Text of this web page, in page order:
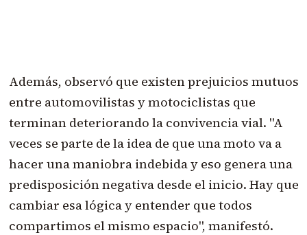
Además, observó que existen prejuicios mutuos
entre automovilistas y motociclistas que
terminan deteriorando la convivencia vial. "A
veces se parte de la idea de que una moto va a
hacer una maniobra indebida y eso genera una
predisposición negativa desde el inicio. Hay que
cambiar esa lógica y entender que todos
compartimos el mismo espacio", manifestó.